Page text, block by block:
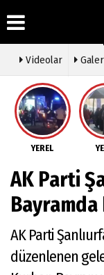
Üye Paneli
Haber
Arşivi
Arşivi
Haberleri
Videolar
YEREL
AK Parti
Bayramda
AK Parti
düzenlenen